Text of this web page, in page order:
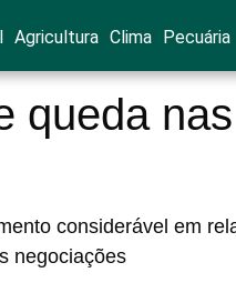
Agricultura Clima Pecuária
queda
considerável em
negociações